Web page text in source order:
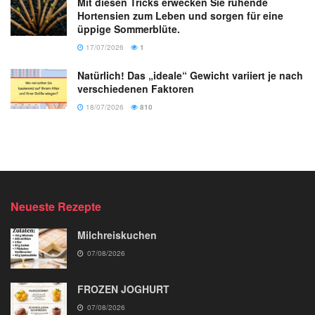
Hortensien zum Leben und sorgen für eine
üppige Sommerblüte.
17/07/2026 1
Natürlich! Das „ideale“ Gewicht variiert je nach
verschiedenen Faktoren
18/07/2026 810
Neueste Rezepte
Milchreiskuchen
07/08/2026
FROZEN JOGHURT
07/08/2026